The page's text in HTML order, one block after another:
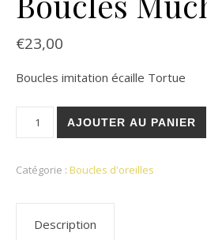
€23,00
Boucles imitation écaille Tortue
quantité de Boucles Mucha
AJOUTER AU PANIER
Catégorie : Boucles d'oreilles
Description